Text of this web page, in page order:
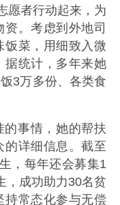
愿者行动起来，为
。考虑到外地司
饭菜，用细致入微
据统计，多年来她
3万多份、各类食
事情，她的帮扶
的详细信息。截至
，每年还会募集1
，成功助力30名贫
持常态化参与无偿